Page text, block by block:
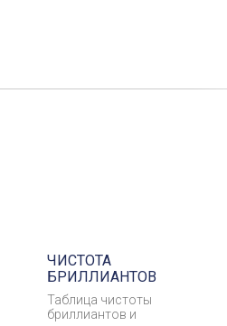
ЧИСТОТА
БРИЛЛИАНТОВ
Таблица чистоты
бриллиантов и